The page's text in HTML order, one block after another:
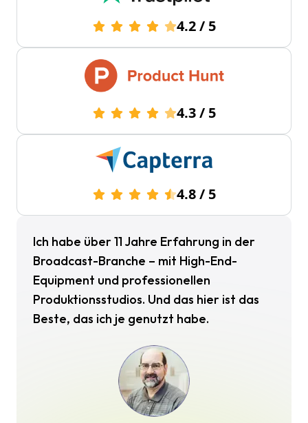
4.2/ 5
4.3/ 5
4.8/ 5
Ich habe über 11 Jahre Erfahrung in der
Broadcast-Branche – mit High-End-
Equipment und professionellen
Produktionsstudios. Und das hier ist das
Beste, das ich je genutzt habe.